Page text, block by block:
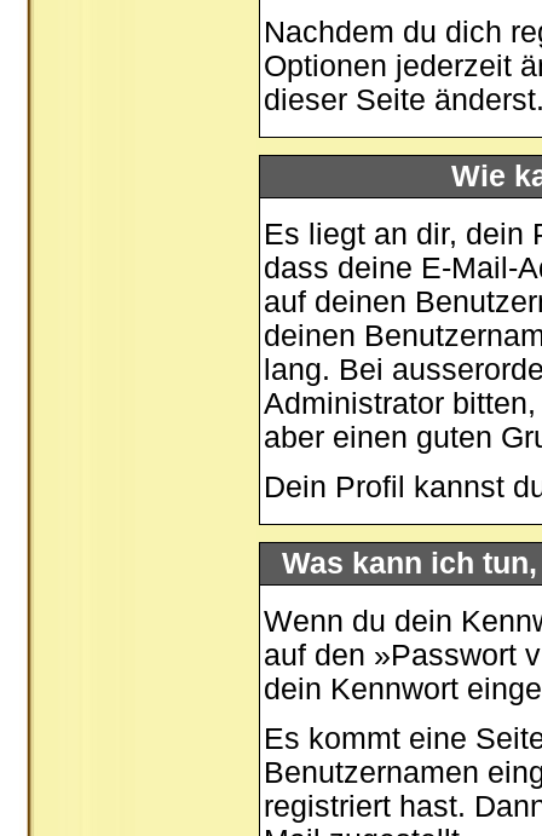
Nachdem du dich
Optionen jederzeit
dieser Seite
Wie
Es liegt an dir, dein
dass deine E-Mail-
auf deinen
deinen
lang. Bei
Administrator
aber einen guten
Dein Profil kannst
Was kann ich
Wenn du dein
auf den »Passwort
dein Kennwort
Es kommt eine
Benutzernamen
registriert hast.